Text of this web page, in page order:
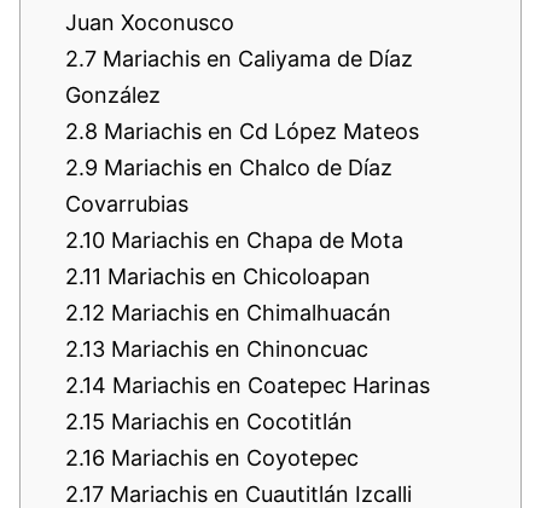
Juan Xoconusco
2.7 Mariachis en Caliyama de Díaz
González
2.8 Mariachis en Cd López Mateos
2.9 Mariachis en Chalco de Díaz
Covarrubias
2.10 Mariachis en Chapa de Mota
2.11 Mariachis en Chicoloapan
2.12 Mariachis en Chimalhuacán
2.13 Mariachis en Chinoncuac
2.14 Mariachis en Coatepec Harinas
2.15 Mariachis en Cocotitlán
2.16 Mariachis en Coyotepec
2.17 Mariachis en Cuautitlán Izcalli